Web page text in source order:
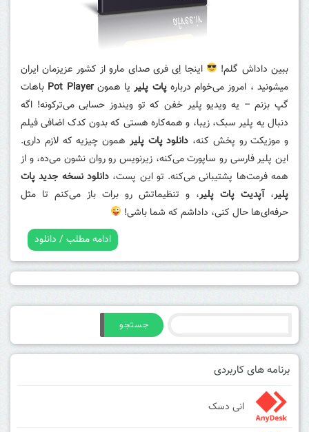
ببین داداش گلم!
اینجا اِی فری صدای مارو از کشور عزیزمان ایران
میشونید ، امروز می‌خوام دربارهپات پلیریا همونPot Player باهات
گپ بزنم – یه ویدیو پلیر خفن که تو ویندوز حسابی می‌ترکونه! اگه
دنبال یه پلیر سبک، زیبا، و همه‌کاره هستی که بدون کدک اضافی فیلم
و موزیکت رو پخش کنه، دانلود پات پلیر همون چیزیه که لازم داری.
این پلیر فارسی رو ساپورت می‌کنه، زیرنویس رو روان نشون می‌ده، و از
همه فرمت‌ها پشتیبانی می‌کنه. تو این پست،دانلود نسخه جدید پات
پلیر،آپدیت پات پلیر، و تنظیماتش رو برات باز می‌کنم تا مثل
حرفه‌ای‌ها حال کنی، داداشم که شما باشی!
ادامه مطلب / دانلود
جستجو
برنامه های کاربردی
انی دسک